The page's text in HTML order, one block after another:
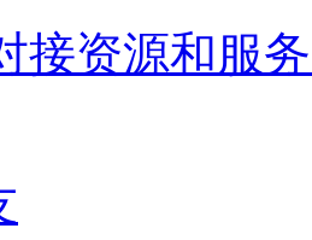
接资源和服